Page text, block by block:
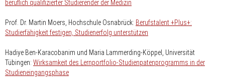
beruflich qualifizierter Studierender der Medizin
Prof. Dr. Martin Moers, Hochschule Osnabrück: Berufstalent +Plus+:
Studierfähigkeit festigen, Studienerfolg unterstützen
Hadiye Ben-Karacobanim und Maria Lammerding-Köppel,
Universität
Tübingen: Wirksamkeit des Lernportfolio-Studienpatenprogramms in der
Studieneingangsphase